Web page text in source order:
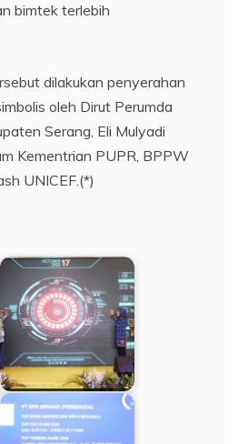
bimtek terlebih
dilakukan penyerahan
oleh Dirut Perumda
Serang, Eli Mulyadi
Kementrian PUPR, BPPW
UNICEF.(*)